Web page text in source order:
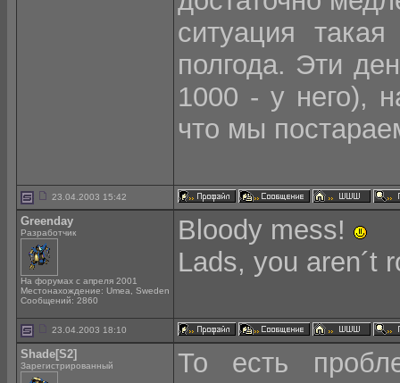
ситуация
полгода. Эти
1000 - у него),
что мы
23.04.2003 15:42
Greenday
Разработчик
На форумах с апреля 2001
Местонахождение: Umea, Sweden
Сообщений: 2860
Bloody mess!
Lads, you aren´t
23.04.2003 18:10
Shade[S2]
Зарегистрированный
То есть